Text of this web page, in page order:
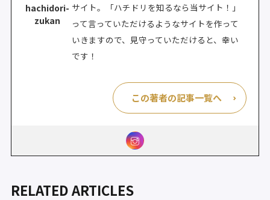
hachidori-
zukan
サイト。「ハチドリを知るなら当サイト！」
って言っていただけるようなサイトを作って
いきますので、見守っていただけると、幸い
です！
この著者の記事一覧へ
RELATED ARTICLES